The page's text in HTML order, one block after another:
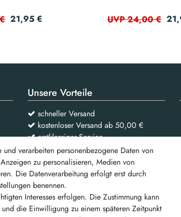
21,95 € UVP 24,00 €
Unsere Vorteile
schneller Versand
kostenloser Versand ab 50,00 €
erstklassiger Service
Vertrag widerrufen
verarbeiten personenbezogene Daten von
zu personalisieren, Medien von
Die Datenverarbeitung erfolgt erst durch
benennen.
Interesses erfolgen. Die Zustimmung kann
die Einwilligung zu einem späteren Zeitpunkt